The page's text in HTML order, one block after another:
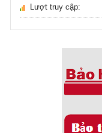
Sử
Sử
Lượt truy cập: